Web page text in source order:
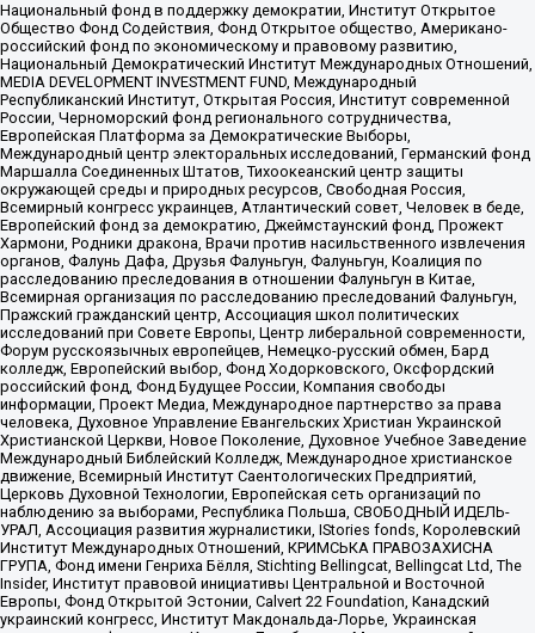
Национальный фонд в поддержку демократии, Институт Открытое
Общество Фонд Содействия, Фонд Открытое общество, Американо-
российский фонд по экономическому и правовому развитию,
Национальный Демократический Институт Международных Отношений,
MEDIA DEVELOPMENT INVESTMENT FUND, Международный
Республиканский Институт, Открытая Россия, Институт современной
России, Черноморский фонд регионального сотрудничества,
Европейская Платформа за Демократические Выборы,
Международный центр электоральных исследований, Германский фонд
Маршалла Соединенных Штатов, Тихоокеанский центр защиты
окружающей среды и природных ресурсов, Свободная Россия,
Всемирный конгресс украинцев, Атлантический совет, Человек в беде,
Европейский фонд за демократию, Джеймстаунский фонд, Прожект
Хармони, Родники дракона, Врачи против насильственного извлечения
органов, Фалунь Дафа, Друзья Фалуньгун, Фалуньгун, Коалиция по
расследованию преследования в отношении Фалуньгун в Китае,
Всемирная организация по расследованию преследований Фалуньгун,
Пражский гражданский центр, Ассоциация школ политических
исследований при Совете Европы, Центр либеральной современности,
Форум русскоязычных европейцев, Немецко-русский обмен, Бард
колледж, Европейский выбор, Фонд Ходорковского, Оксфордский
российский фонд, Фонд Будущее России, Компания свободы
информации, Проект Медиа, Международное партнерство за права
человека, Духовное Управление Евангельских Христиан Украинской
Христианской Церкви, Новое Поколение, Духовное Учебное Заведение
Международный Библейский Колледж, Международное христианское
движение, Всемирный Институт Саентологических Предприятий,
Церковь Духовной Технологии, Европейская сеть организаций по
наблюдению за выборами, Республика Польша, СВОБОДНЫЙ ИДЕЛЬ-
УРАЛ, Ассоциация развития журналистики, IStories fonds, Королевский
Институт Международных Отношений, КРИМСЬКА ПРАВОЗАХИСНА
ГРУПА, Фонд имени Генриха Бёлля, Stichting Bellingcat, Bellingcat Ltd, The
Insider, Институт правовой инициативы Центральной и Восточной
Европы, Фонд Открытой Эстонии, Calvert 22 Foundation, Канадский
украинский конгресс, Институт Макдональда-Лорье, Украинская